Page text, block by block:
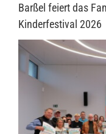
Barßel feiert das
Kinderfestival 2026
Zeige
grösseres
Bild